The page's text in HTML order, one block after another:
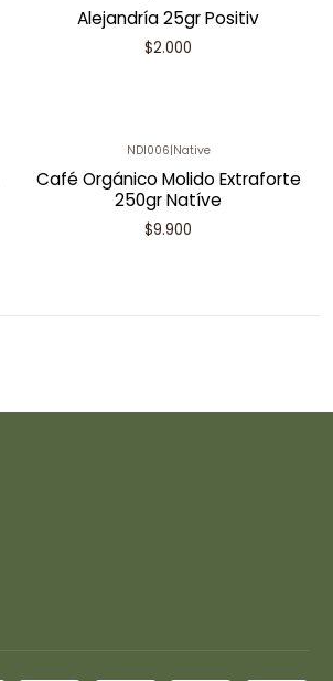
Alejandría 25gr Positiv
$2.000
NDI006|Native
Café Orgánico Molido Extraforte
250gr Natíve
$9.900